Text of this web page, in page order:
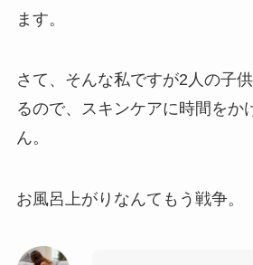
ます。
さて、そんな私ですが2人の子
るので、スキンケアに時間をか
ん。
お風呂上がりなんてもう戦争。